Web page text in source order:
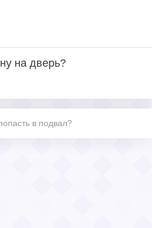
на дверь?
в подвал?